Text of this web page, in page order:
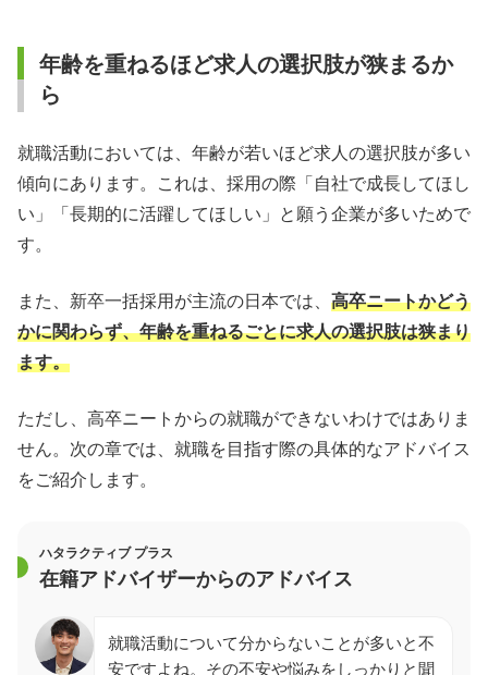
年齢を重ねるほど求人の選択肢が狭まるか
ら
就職活動においては、年齢が若いほど求人の選択肢が多い
傾向にあります。これは、採用の際「自社で成長してほし
い」「長期的に活躍してほしい」と願う企業が多いためで
す。
また、新卒一括採用が主流の日本では、 高卒ニートかどう
かに関わらず、年齢を重ねるごとに求人の選択肢は狭まり
ます。
ただし、高卒ニートからの就職ができないわけではありま
せん。次の章では、就職を目指す際の具体的なアドバイス
をご紹介します。
ハタラクティブ プラス
在籍アドバイザーからのアドバイス
就職活動について分からないことが多いと不
安ですよね。その不安や悩みをしっかりと聞